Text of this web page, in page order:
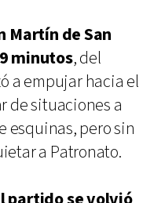
Martín de San
minutos, del
a empujar hacia el
de situaciones a
esquinas, pero sin
a Patronato.